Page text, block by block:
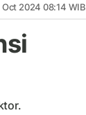
Oct 2024 08:14 WIB